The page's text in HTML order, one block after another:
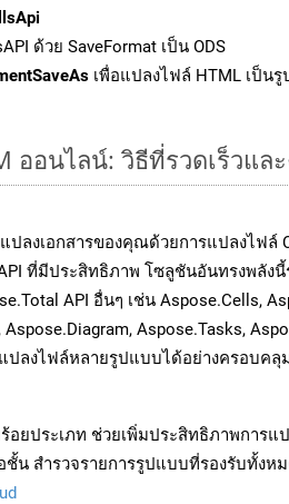
ด้วย SaveFormat เป็น ODS
เพื่อแปลงไฟล์ HTML เป็น
ออนไลน์: วิธีที่รวดเร็วแล
ปลงเอกสารของคุณด้วยการแปลงไฟล์
ที่มีประสิทธิภาพ โซลูชันอันทรงพลังนี้
API อื่นๆ เช่น Aspose.Cells,
Aspose.Tasks,
ปลงไฟล์หลายรูปแบบได้อย่างครอบคลุ
อยประเภท ช่วยเพิ่มประสิทธิภาพการแ
น สำรวจรายการรูปแบบที่รองรับทั้งห